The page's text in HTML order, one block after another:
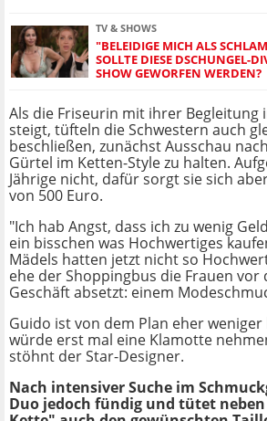
TV & SHOWS
"BELEIDIGE MICH ALS
SOLLTE DIESE DSCHUNGEL-
SHOW GEWORFEN WERDEN?
Als die Friseurin mit ihrer Begleitung
steigt, tüfteln die Schwestern auch
beschließen, zunächst Ausschau
Gürtel im Ketten-Style zu halten.
Jährige nicht, dafür sorgt sie sich
von 500 Euro.
"Ich hab Angst, dass ich zu wenig
ein bisschen was Hochwertiges
Mädels hatten jetzt nicht so
ehe der Shoppingbus die Frauen vor
Geschäft absetzt: einem
Guido ist von dem Plan eher
würde erst mal eine Klamotte
stöhnt der Star-Designer.
Nach intensiver Suche im
Duo jedoch fündig und tütet